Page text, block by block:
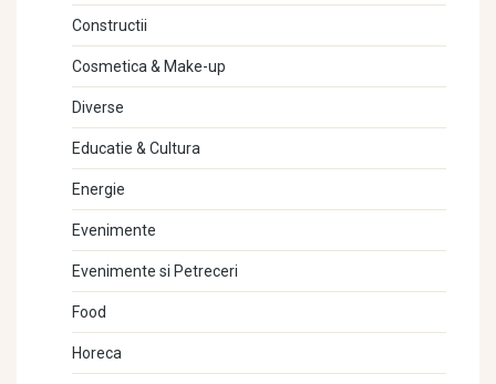
Constructii
Cosmetica & Make-up
Diverse
Educatie & Cultura
Energie
Evenimente
Evenimente si Petreceri
Food
Horeca